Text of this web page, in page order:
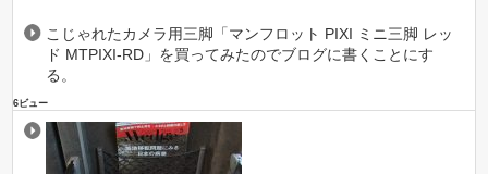
こじゃれたカメラ用三脚「マンフロット PIXI ミニ三脚 レッ
ド MTPIXI-RD」を買ってみたのでブログに書くことにす
る。
6ビュー